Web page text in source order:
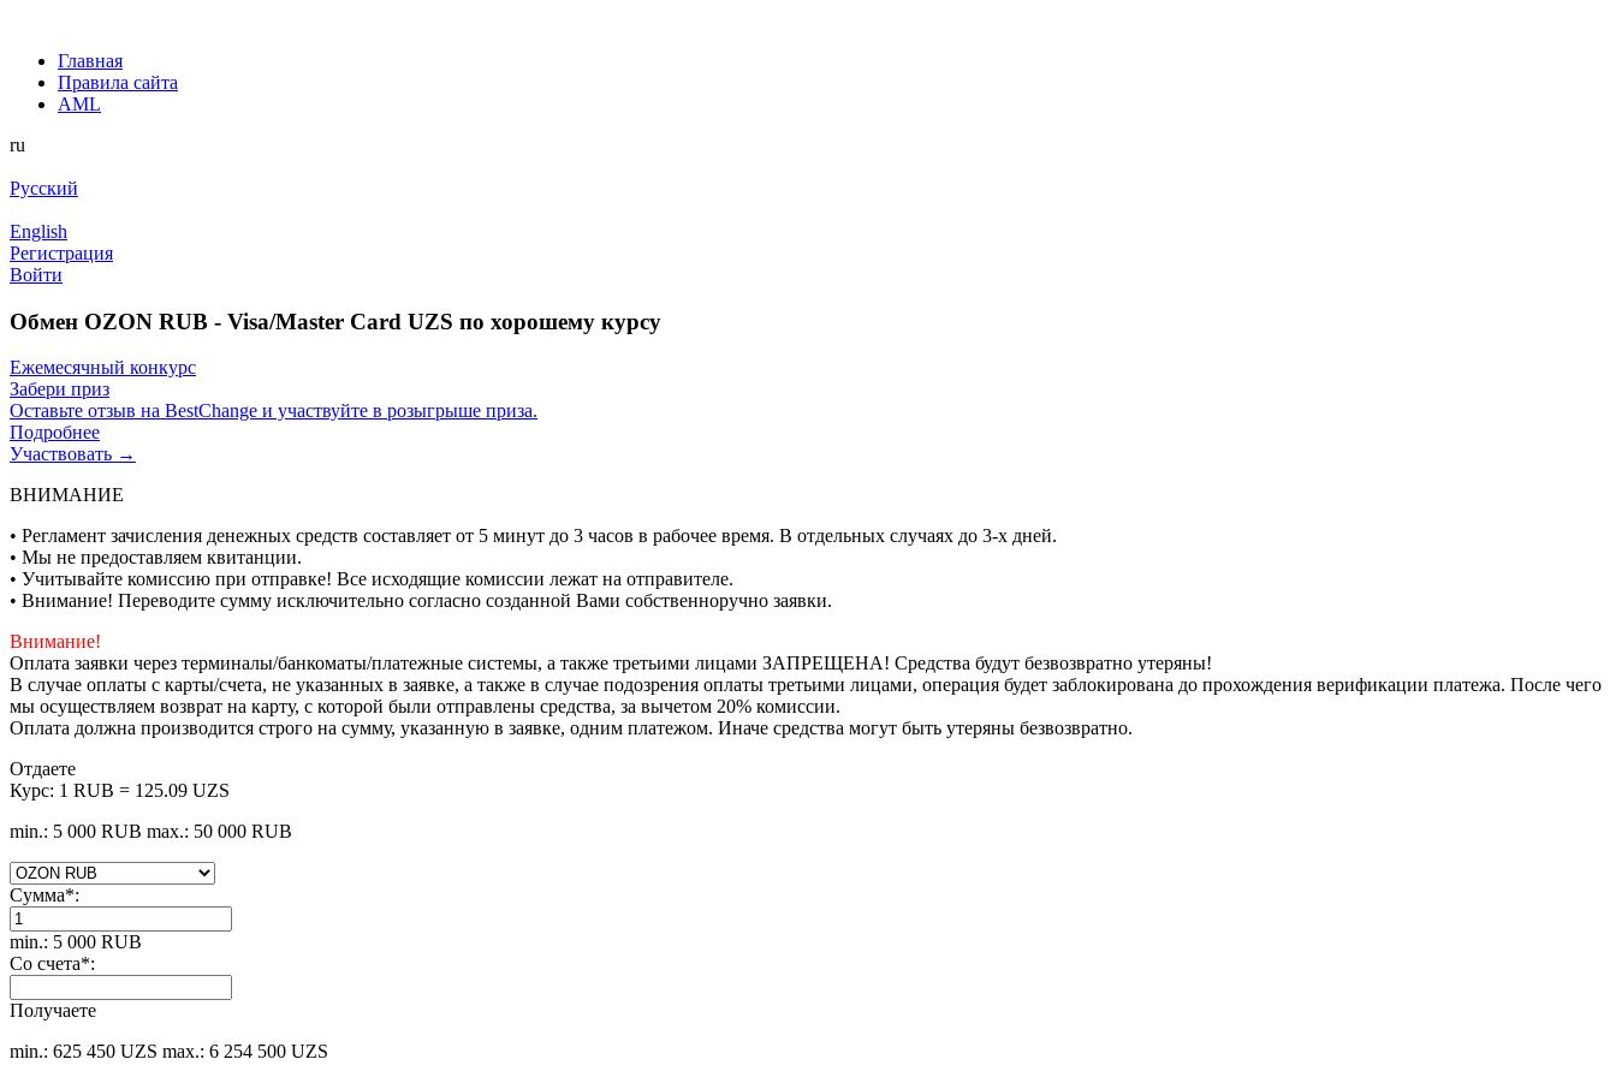
Главная
Правила сайта
AML
ru
Русский
English
Регистрация
Войти
Обмен OZON RUB - Visa/Master Card UZS по хорошему курсу
Ежемесячный конкурс
Забери приз
Оставьте отзыв на BestChange и участвуйте в розыгрыше приза.
Подробнее
Участвовать →
ВНИМАНИЕ
• Регламент зачисления денежных средств составляет от 5 минут до 3 часов в рабочее время. В отдельных случаях до 3-х дней.
• Мы не предоставляем квитанции.
• Учитывайте комиссию при отправке! Все исходящие комиссии лежат на отправителе.
• Внимание! Переводите сумму исключительно согласно созданной Вами собственноручно заявки.
Внимание!
Оплата заявки через терминалы/банкоматы/платежные системы, а также третьими лицами ЗАПРЕЩЕНА! Средства будут безвозвратно утеряны!
В случае оплаты с карты/счета, не указанных в заявке, а также в случае подозрения оплаты третьими лицами, операция будет заблокирована до прохождения верификации платежа. После чего
мы осуществляем возврат на карту, с которой были отправлены средства, за вычетом 20% комиссии.
Оплата должна производится строго на сумму, указанную в заявке, одним платежом. Иначе средства могут быть утеряны безвозвратно.
Отдаете
Курс: 1 RUB = 125.09 UZS
min.: 5 000 RUB max.: 50 000 RUB
Сумма*:
min.: 5 000 RUB
Со счета*:
Получаете
min.: 625 450 UZS max.: 6 254 500 UZS